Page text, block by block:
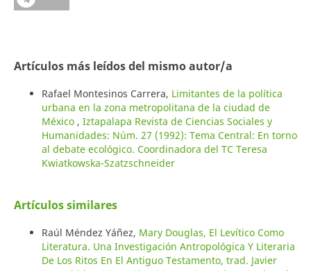
Artículos más leídos del mismo autor/a
Rafael Montesinos Carrera, Limitantes de la política
urbana en la zona metropolitana de la ciudad de
México , Iztapalapa Revista de Ciencias Sociales y
Humanidades: Núm. 27 (1992): Tema Central: En torno
al debate ecológico. Coordinadora del TC Teresa
Kwiatkowska-Szatzschneider
Artículos similares
Raúl Méndez Yáñez, Mary Douglas, El Levítico Como
Literatura. Una Investigación Antropológica Y Literaria
De Los Ritos En El Antiguo Testamento, trad. Javier